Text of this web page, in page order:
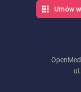
Umów